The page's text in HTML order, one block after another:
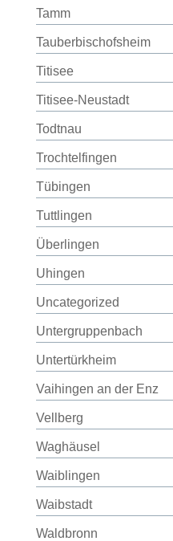
Tamm
Tauberbischofsheim
Titisee
Titisee-Neustadt
Todtnau
Trochtelfingen
Tübingen
Tuttlingen
Überlingen
Uhingen
Uncategorized
Untergruppenbach
Untertürkheim
Vaihingen an der Enz
Vellberg
Waghäusel
Waiblingen
Waibstadt
Waldbronn